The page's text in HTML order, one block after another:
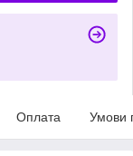
Оплата Умови